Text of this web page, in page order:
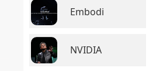
Embodi
NVIDIA